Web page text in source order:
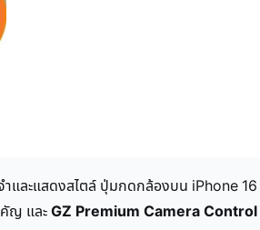
ละแสดงสไตล์ ปุ่มกดกล้องบน iPhone
ญ และGZ Premium Camera Control